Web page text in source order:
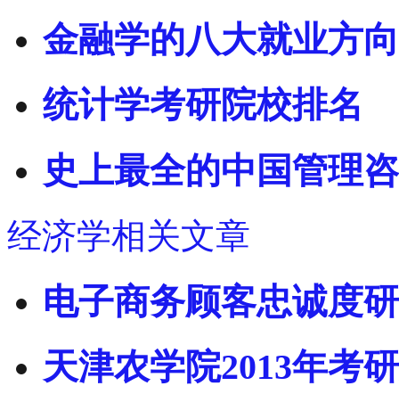
金融学的八大就业方
统计学考研院校排名
史上最全的中国管理
经济学相关文章
电子商务顾客忠诚度
天津农学院2013年考